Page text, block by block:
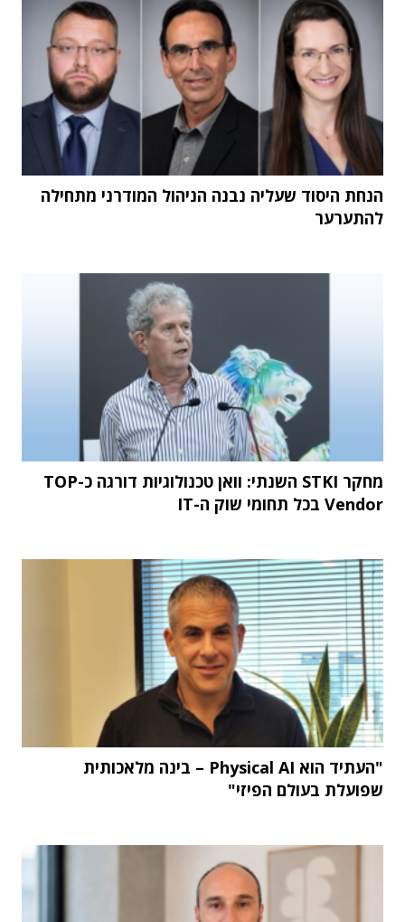
הנחת היסוד שעליה נבנה הניהול המודרני מתחילה
להתערער
מחקר STKI השנתי: וואן טכנולוגיות דורגה כ-TOP
Vendor בכל תחומי שוק ה-IT
"העתיד הוא Physical AI – בינה מלאכותית
שפועלת בעולם הפיזי"